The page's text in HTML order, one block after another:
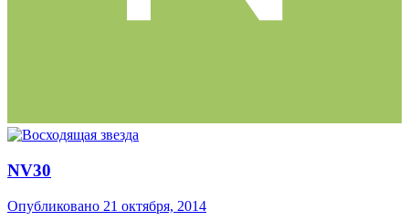
NV30
Опубликовано 21 октября, 2014